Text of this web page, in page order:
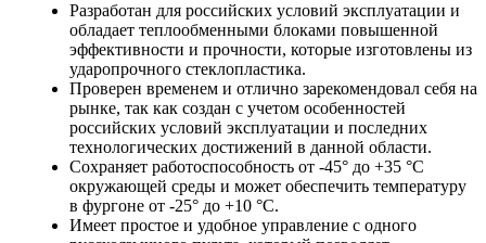
Разработан для российских условий эксплуатации и
обладает теплообменными блоками повышенной
эффективности и прочности, которые изготовлены из
ударопрочного стеклопластика.
Проверен временем и отлично зарекомендовал себя на
рынке, так как создан с учетом особенностей
российских условий эксплуатации и последних
технологических достижений в данной области.
Сохраняет работоспособность от -45° до +35 °С
окружающей среды и может обеспечить температуру
в фургоне от -25° до +10 °С.
Имеет простое и удобное управление с одного